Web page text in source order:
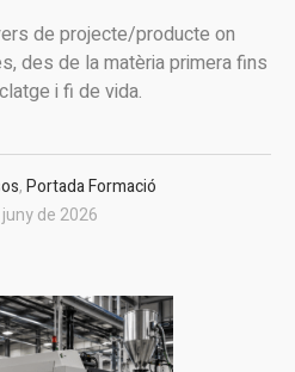
de projecte/producte on
des de la matèria primera fins
i fi de vida.
,Portada Formació
de 2026